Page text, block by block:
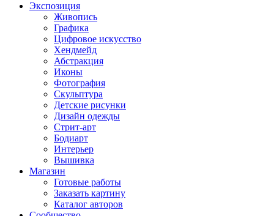
Экспозиция
Живопись
Графика
Цифровое искусство
Хендмейд
Абстракция
Иконы
Фотография
Скульптура
Детские рисунки
Дизайн одежды
Стрит-арт
Бодиарт
Интерьер
Вышивка
Магазин
Готовые работы
Заказать картину
Каталог авторов